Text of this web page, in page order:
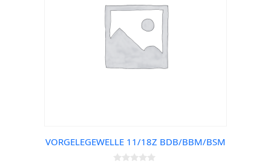
VORGELEGEWELLE 11/18Z BDB/BBM/BSM